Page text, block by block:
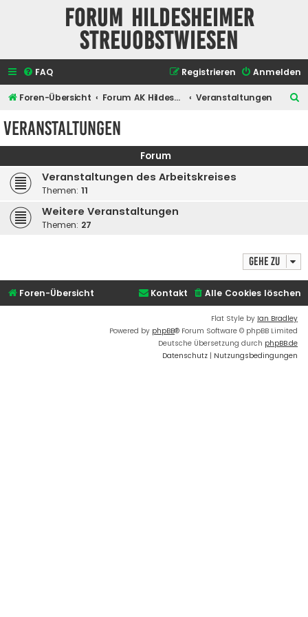
Forum Hildesheimer
Streuobstwiesen
FAQ Anmelden
Registrieren
Foren-Übersicht Forum AK Hildesheimer Streuobstwiesen Veranstaltungen
e
Veranstaltungen
Forum
Veranstaltungen des Arbeitskreises
Themen: 11
Weitere Veranstaltungen
Themen: 27
Gehe zu
Foren-Übersicht Alle Cookies löschen
Kontakt
Flat Style by Ian Bradley
Powered by phpBB® Forum Software © phpBB Limited
Deutsche Übersetzung durch phpBB.de
Datenschutz | Nutzungsbedingungen